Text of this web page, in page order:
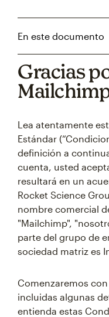
En este documento
Gracias
Lea atentamente
Estándar
definición a
cuenta, usted
resultará en un
Rocket Science
nombre comercial
"Mailchimp",
parte del grupo de
sociedad matriz es
Comenzaremos
incluidas algunas
entienda estas